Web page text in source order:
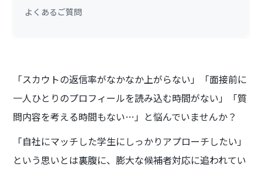
よくあるご質問
「スカウトの返信率がなかなか上がらない」「面接前に
一人ひとりのプロフィールを読み込む時間がない」「質
問内容を考える時間もない…」と悩んでいませんか？
「自社にマッチした学生にしっかりアプローチしたい」
という思いとは裏腹に、膨大な候補者対応に追われてい